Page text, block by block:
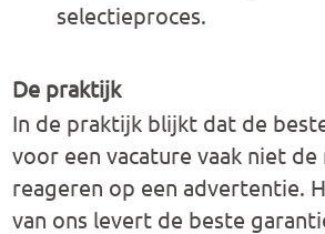
selectieproces.
De praktijk
In de praktijk blijkt dat de
voor een vacature vaak niet
reageren op een advertentie.
van ons levert de beste